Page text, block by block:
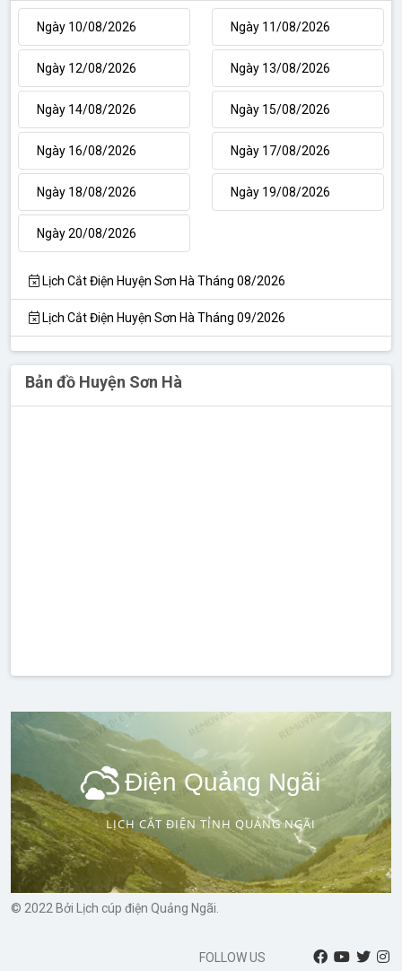
Ngày 10/08/2026 Ngày 11/08/2026
Ngày 12/08/2026 Ngày 13/08/2026
Ngày 14/08/2026 Ngày 15/08/2026
Ngày 16/08/2026 Ngày 17/08/2026
Ngày 18/08/2026 Ngày 19/08/2026
Ngày 20/08/2026
Lịch Cắt Điện Huyện Sơn Hà Tháng 08/2026
Lịch Cắt Điện Huyện Sơn Hà Tháng 09/2026
Bản đồ Huyện Sơn Hà
Điện Quảng Ngãi
LỊCH CẮT ĐIỆN TỈNH QUẢNG NGÃI
© 2022 Bởi Lịch cúp điện Quảng Ngãi.
FOLLOW US